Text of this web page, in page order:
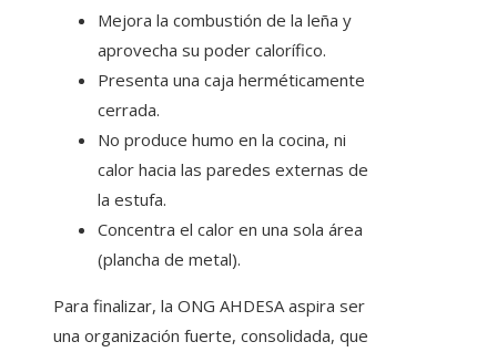
Mejora la combustión de la leña y
aprovecha su poder calorífico.
Presenta una caja herméticamente
cerrada.
No produce humo en la cocina, ni
calor hacia las paredes externas de
la estufa.
Concentra el calor en una sola área
(plancha de metal).
Para finalizar, la ONG AHDESA aspira ser
una organización fuerte, consolidada, que